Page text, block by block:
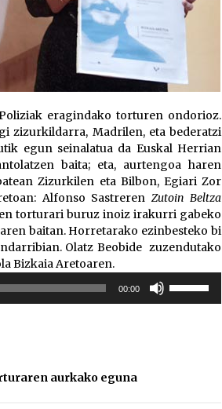
eragindako torturen ondorioz.
zizurkildarra, Madrilen, eta bederatzi
egun seinalatua da Euskal Herrian
baita; eta, aurtengoa haren
Zizurkilen eta Bilbon, Egiari Zor
Alfonso SastrerenZutoin Beltza
torturari buruz inoiz irakurri gabeko
baitan. Horretarako ezinbesteko bi
Olatz Beobide zuzendutako
Bizkaia Aretoaren.
00:00
aurkako eguna